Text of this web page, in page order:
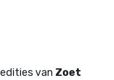
van Zoet